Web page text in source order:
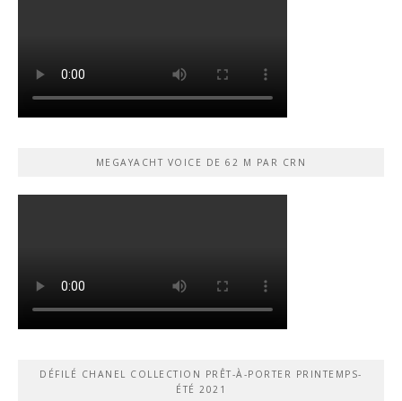
MEGAYACHT VOICE DE 62 M PAR CRN
DÉFILÉ CHANEL COLLECTION PRÊT-À-PORTER PRINTEMPS-
ÉTÉ 2021